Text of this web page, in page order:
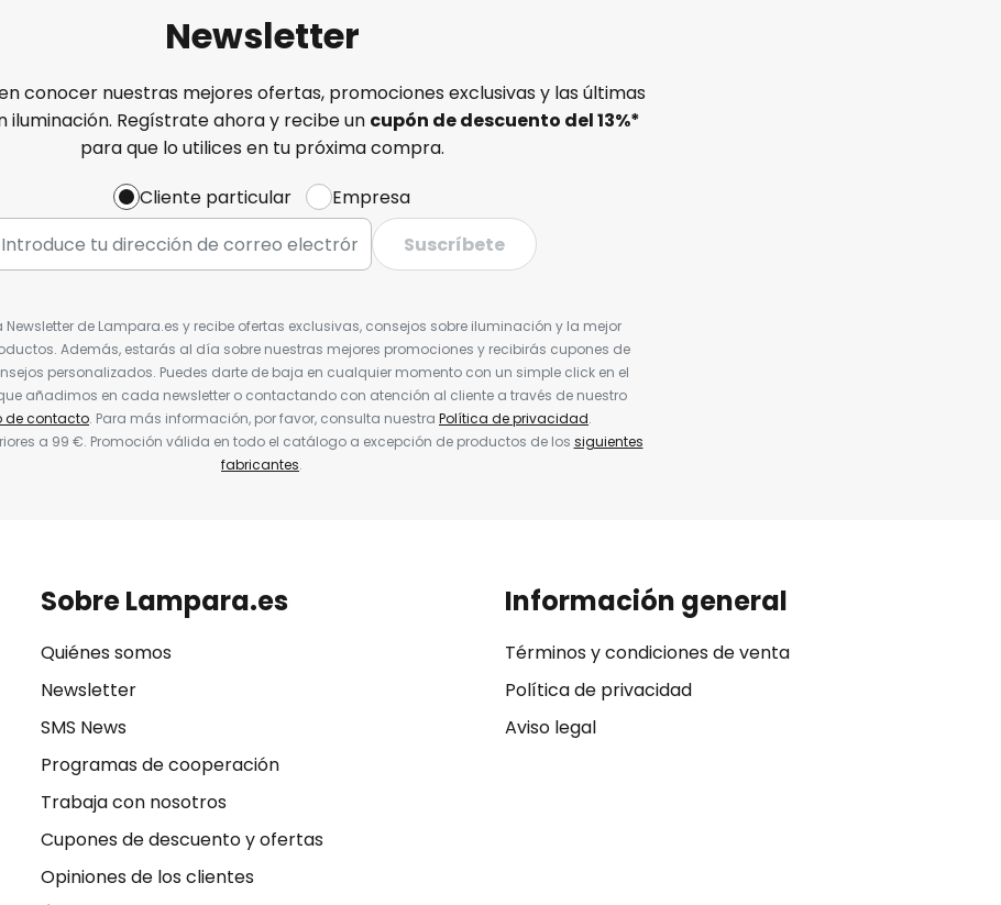
Newsletter
conocer nuestras mejores ofertas, promociones exclusivas y las últimas
iluminación. Regístrate ahora y recibe un cupón de descuento del13%*
para que lo utilices en tu próxima compra.
Cliente particular
Empresa
Suscríbete
Newsletter de Lampara.es y recibe ofertas exclusivas, consejos sobre iluminación y la mejor
Además, estarás al día sobre nuestras mejores promociones y recibirás cupones de
personalizados. Puedes darte de baja en cualquier momento con un simple click en el
añadimos en cada newsletter o contactando con atención al cliente a través de nuestro
de contacto. Para más información, por favor, consulta nuestra Política de privacidad.
a 99 €. Promoción válida en todo el catálogo a excepción de productos de los siguientes
fabricantes.
Sobre Lampara.es
Quiénes somos
Newsletter
SMS News
Programas de cooperación
Trabaja con nosotros
Cupones de descuento y ofertas
Opiniones de los clientes
Información general
Términos y condiciones de venta
Política de privacidad
Aviso legal